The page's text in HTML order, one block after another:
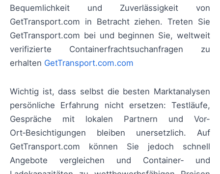
Bequemlichkeit und Zuverlässigkeit von
GetTransport.com in Betracht ziehen. Treten Sie
GetTransport.com bei und beginnen Sie, weltweit
verifizierte Containerfrachtsuchanfragen zu
erhalten GetTransport.com.com
Wichtig ist, dass selbst die besten Marktanalysen
persönliche Erfahrung nicht ersetzen: Testläufe,
Gespräche mit lokalen Partnern und Vor-
Ort‑Besichtigungen bleiben unersetzlich. Auf
GetTransport.com können Sie jedoch schnell
Angebote vergleichen und Container‑ und